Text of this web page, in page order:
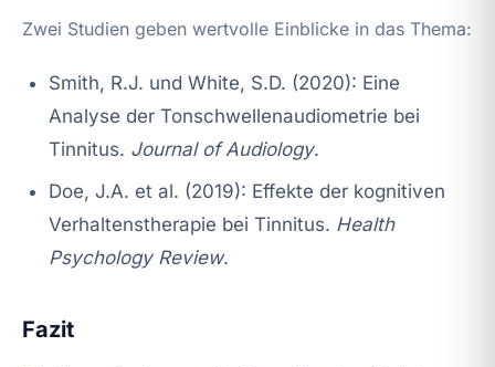
Zwei Studien geben wertvolle Einblicke in das Thema:
Smith, R.J. und White, S.D. (2020): Eine
Analyse der Tonschwellenaudiometrie bei
Tinnitus. Journal of Audiology.
Doe, J.A. et al. (2019): Effekte der kognitiven
Verhaltenstherapie bei Tinnitus. Health
Psychology Review.
Fazit